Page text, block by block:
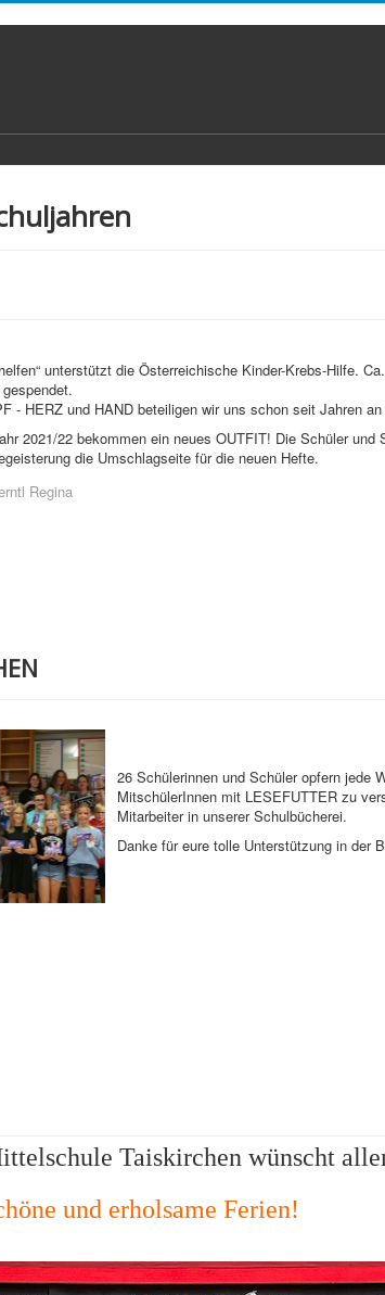
unterstützt die Österreichische Kinder-Krebs-Hilfe.
- HERZ und HAND beteiligen wir uns schon seit Jahren
2021/22 bekommen ein neues OUTFIT! Die Schüler
die Umschlagseite für die neuen Hefte.
Regina
26 Schülerinnen und Schüler opfern jede
MitschülerInnen mit LESEFUTTER zu
Mitarbeiter in unserer Schulbücherei.
Danke für eure tolle Unterstützung in der
Taiskirchen wünscht
und erholsame Ferien!